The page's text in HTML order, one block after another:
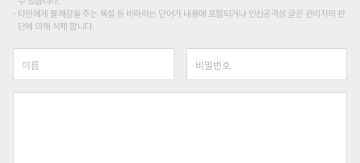
타인에게 불쾌감을 주는 욕설 등 비하하는 단어가 내용에 포함되거나 인신공격성 글은 관리자의 판
단에 의해 삭제 합니다.